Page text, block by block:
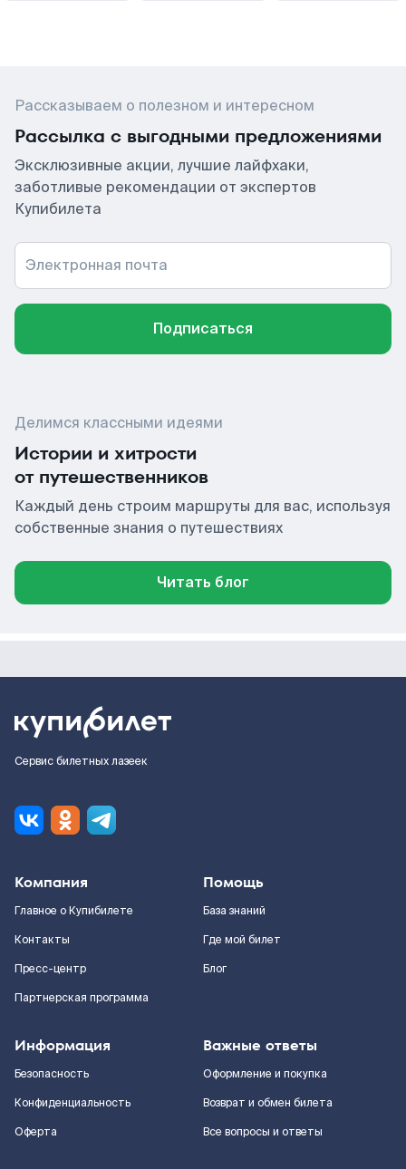
Рассказываем о полезном и интересном
Рассылка с выгодными предложениями
Эксклюзивные акции, лучшие лайфхаки,
заботливые рекомендации от экспертов
Купибилета
Электронная почта
Подписаться
Делимся классными идеями
Истории и хитрости
от путешественников
Каждый день строим маршруты для вас, используя
собственные знания о путешествиях
Читать блог
Сервис билетных лазеек
Компания
Главное о Купибилете
Контакты
Пресс-центр
Партнерская программа
Помощь
База знаний
Где мой билет
Блог
Информация
Безопасность
Конфиденциальность
Оферта
Важные ответы
Оформление и покупка
Возврат и обмен билета
Все вопросы и ответы